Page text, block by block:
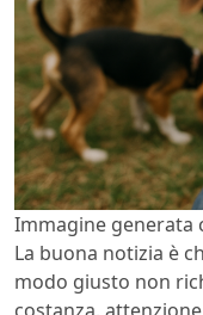
Immagine generata
La buona notizia è
modo giusto non